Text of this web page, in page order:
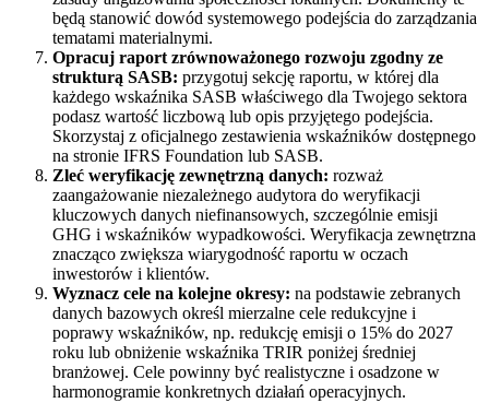
będą stanowić dowód systemowego podejścia do zarządzania
tematami materialnymi.
Opracuj raport zrównoważonego rozwoju zgodny ze
strukturą SASB: przygotuj sekcję raportu, w której dla
każdego wskaźnika SASB właściwego dla Twojego sektora
podasz wartość liczbową lub opis przyjętego podejścia.
Skorzystaj z oficjalnego zestawienia wskaźników dostępnego
na stronie IFRS Foundation lub SASB.
Zleć weryfikację zewnętrzną danych: rozważ
zaangażowanie niezależnego audytora do weryfikacji
kluczowych danych niefinansowych, szczególnie emisji
GHG i wskaźników wypadkowości. Weryfikacja zewnętrzna
znacząco zwiększa wiarygodność raportu w oczach
inwestorów i klientów.
Wyznacz cele na kolejne okresy: na podstawie zebranych
danych bazowych określ mierzalne cele redukcyjne i
poprawy wskaźników, np. redukcję emisji o 15% do 2027
roku lub obniżenie wskaźnika TRIR poniżej średniej
branżowej. Cele powinny być realistyczne i osadzone w
harmonogramie konkretnych działań operacyjnych.